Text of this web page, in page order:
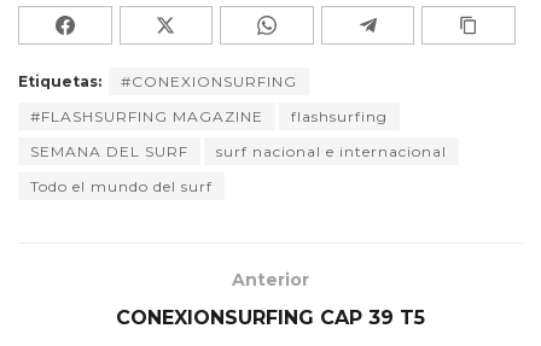
Etiquetas:
#CONEXIONSURFING
#FLASHSURFING MAGAZINE
flashsurfing
SEMANA DEL SURF
surf nacional e internacional
Todo el mundo del surf
Anterior
CONEXIONSURFING CAP 39 T5